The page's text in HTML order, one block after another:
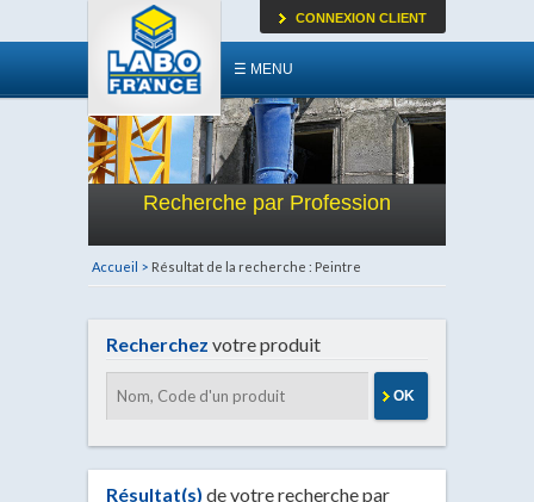
☰ MENU
CONNEXION CLIENT
Recherche par Profession
Accueil > Résultat de la recherche : Peintre
Recherchez votre produit
OK
Résultat(s) de votre recherche par